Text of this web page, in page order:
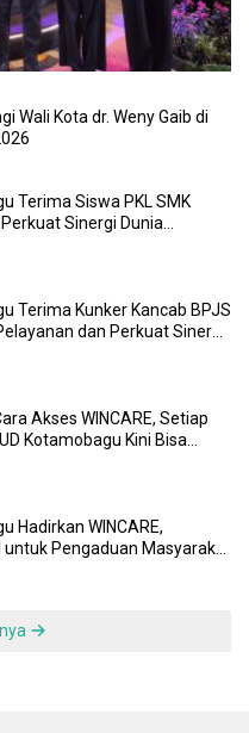
Wali Kota dr. Weny Gaib di
Terima Siswa PKL SMK
Sinergi Dunia
Terima Kunker Kancab BPJS
dan Perkuat Sinergi
Akses WINCARE, Setiap
Kotamobagu Kini Bisa
Hadirkan WINCARE,
Pengaduan Masyarakat